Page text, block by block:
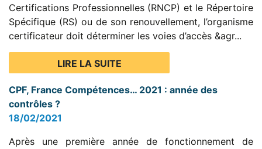
Certifications Professionnelles (RNCP) et le Répertoire
Spécifique (RS) ou de son renouvellement, l’organisme
certificateur doit déterminer les voies d’accès &agr...
LIRE LA SUITE
CPF, France Compétences… 2021 : année des
contrôles ?
18/02/2021
Après une première année de fonctionnement de